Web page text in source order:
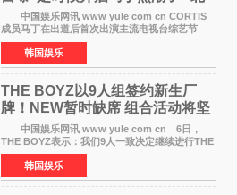
美巡演火热进行中
中国娱乐网讯 www yule com cn CORTIS
成员马丁在出道后首次出演主流电视台综艺节
目，展现了多才多艺的魅力。 马丁出演了5日
播出的MBC《Radio Star》Fashion与Passion
之间，I&lsquo;m
韩国娱乐
THE BOYZ以9人组签约新生厂
牌！NEW暂时缺席 组合活动将坚
定不移继续
中国娱乐网讯 www yule com cn 6日，
THE BOYZ表示：我们9人一致决定继续进行THE
BOYZ组合活动，并且已经完成了组合团体活动
签约。目前正在新生厂牌下进行活动准备。尚未
离开THE BOYZ原所
韩国娱乐